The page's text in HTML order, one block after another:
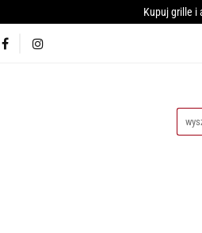
Kupuj grille i
AKCESORIA DO GRILLA
KURSY GRILLOWANIA